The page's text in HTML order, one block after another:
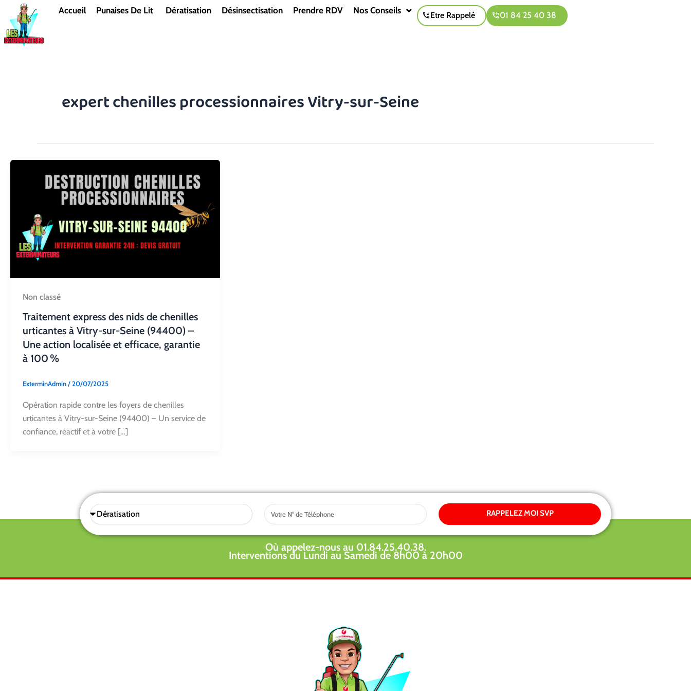
contenu
Accueil Punaises De Lit Dératisation Désinsectisation Prendre RDV Nos Conseils Etre Rappelé 01 84 25 40 38
expert chenilles processionnaires Vitry-sur-Seine
Non classé
Traitement express des nids de chenilles
urticantes à Vitry-sur-Seine (94400) –
Une action localisée et efficace, garantie
à 100 %
ExterminAdmin/20/07/2025
Opération rapide contre les foyers de chenilles
urticantes à Vitry-sur-Seine (94400) – Un service de
confiance, réactif et à votre […]
Sélectionnez
une
Tel RAPPELEZ MOI SVP
Où appelez-nous au 01.84.25.40.38.
Interventions du Lundi au Samedi de 8h00 à 20h00